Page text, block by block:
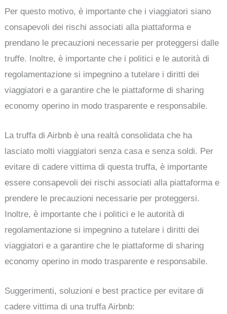
Per questo motivo, è importante che i viaggiatori siano
consapevoli dei rischi associati alla piattaforma e
prendano le precauzioni necessarie per proteggersi dalle
truffe. Inoltre, è importante che i politici e le autorità di
regolamentazione si impegnino a tutelare i diritti dei
viaggiatori e a garantire che le piattaforme di sharing
economy operino in modo trasparente e responsabile.
La truffa di Airbnb è una realtà consolidata che ha
lasciato molti viaggiatori senza casa e senza soldi. Per
evitare di cadere vittima di questa truffa, è importante
essere consapevoli dei rischi associati alla piattaforma e
prendere le precauzioni necessarie per proteggersi.
Inoltre, è importante che i politici e le autorità di
regolamentazione si impegnino a tutelare i diritti dei
viaggiatori e a garantire che le piattaforme di sharing
economy operino in modo trasparente e responsabile.
Suggerimenti, soluzioni e best practice per evitare di
cadere vittima di una truffa Airbnb: